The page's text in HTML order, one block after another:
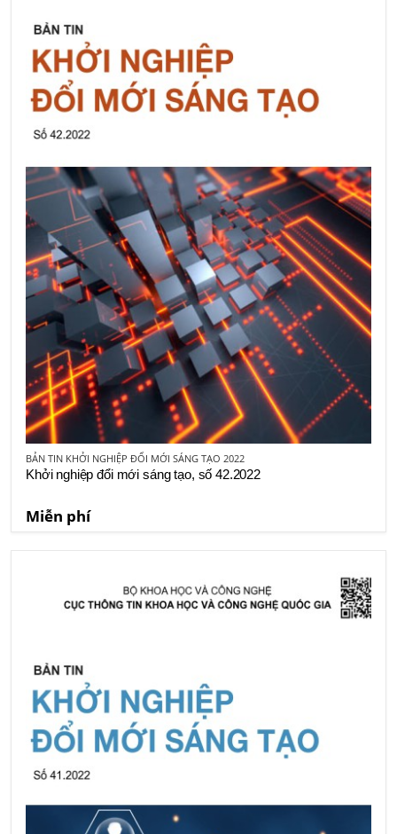
BẢN TIN KHỞI NGHIỆP ĐỔI MỚI SÁNG TẠO 2022
Khởi nghiệp đổi mới sáng tạo, số 42.2022
Miễn phí